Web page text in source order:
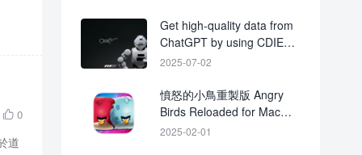
 0
道
Get high-quality data from
ChatGPT by using CDIE
method
2025-07-02
憤怒的小鳥重製版 Angry
Birds Reloaded for Mac
v3.12 中文破解版下載
2025-02-01